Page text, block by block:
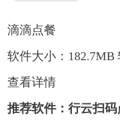
滴滴点餐
软件大小：182.7MB
查看详情
推荐软件：行云扫码